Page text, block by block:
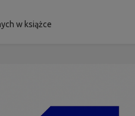
w książce